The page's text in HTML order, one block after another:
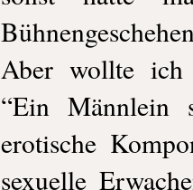
Aber wollte ich
“Ein Männlein
erotische
sexuelle